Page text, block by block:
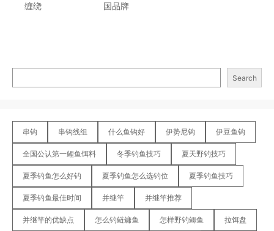
缠绕
国品牌
Search
串钩 串钩线组 什么鱼钩好 伊势尼钩 伊豆鱼钩
全国公认第一鲤鱼饵料 冬季钓鱼技巧 夏天野钓技巧
夏季钓鱼怎么好钓 夏季钓鱼怎么选钓位 夏季钓鱼技巧
夏季钓鱼最佳时间 并继竿 并继竿推荐
并继竿的优缺点 怎么钓鲢鳙鱼 怎样野钓鲫鱼 拉饵盘